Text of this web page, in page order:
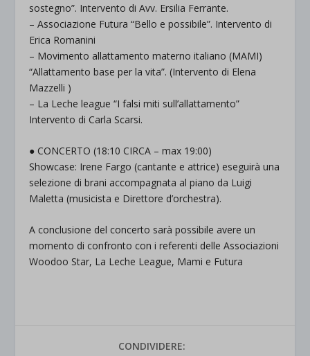
sostegno”. Intervento di Avv. Ersilia Ferrante.
– Associazione Futura “Bello e possibile”. Intervento di
Erica Romanini
– Movimento allattamento materno italiano (MAMI)
“Allattamento base per la vita”. (Intervento di Elena
Mazzelli )
– La Leche league “I falsi miti sull’allattamento”
Intervento di Carla Scarsi.
● CONCERTO (18:10 CIRCA – max 19:00)
Showcase: Irene Fargo (cantante e attrice) eseguirà una
selezione di brani accompagnata al piano da Luigi
Maletta (musicista e Direttore d’orchestra).
A conclusione del concerto sarà possibile avere un
momento di confronto con i referenti delle Associazioni
Woodoo Star, La Leche League, Mami e Futura
CONDIVIDERE: